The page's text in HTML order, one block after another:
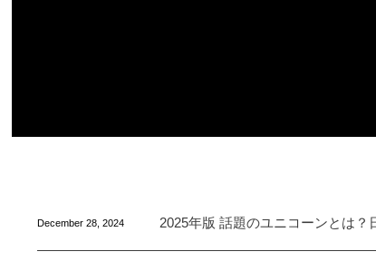
December 28, 2024 2025年版 話題のユニコーンとは？